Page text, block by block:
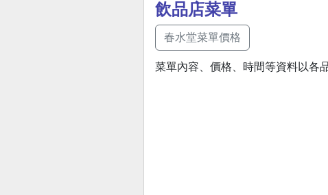
飲品店菜單
春水堂菜單價格
菜單內容、價格、時間等資料以各